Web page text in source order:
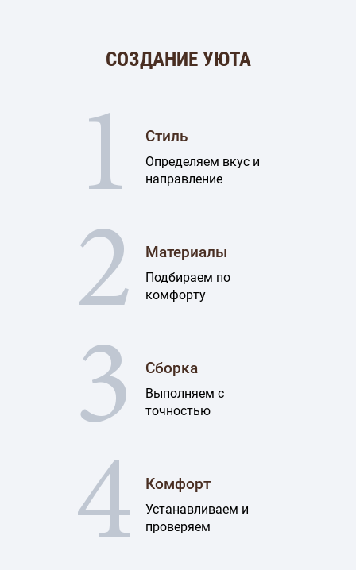
СОЗДАНИЕ УЮТА
1 Стиль
Определяем вкус и
направление
2 Материалы
Подбираем по
комфорту
3 Сборка
Выполняем с
точностью
4 Комфорт
Устанавливаем и
проверяем